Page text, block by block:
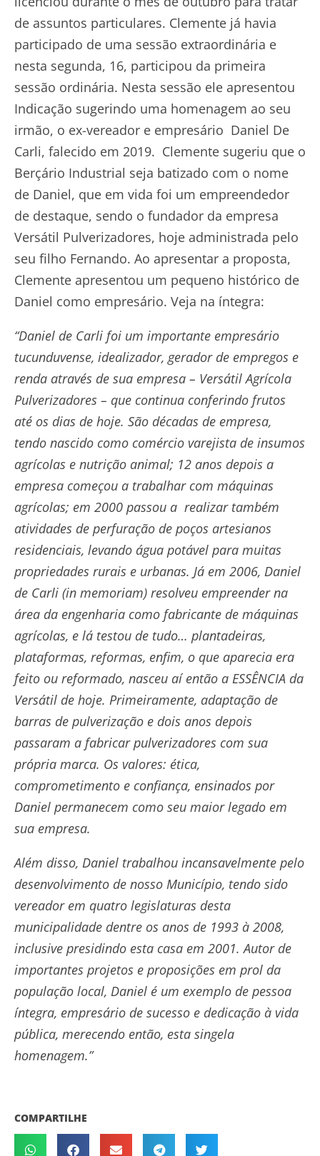
de assuntos particulares. Clemente já havia
participado de uma sessão extraordinária e
nesta segunda, 16, participou da primeira
sessão ordinária. Nesta sessão ele apresentou
Indicação sugerindo uma homenagem ao seu
irmão, o ex-vereador e empresário Daniel De
Carli, falecido em 2019. Clemente sugeriu que o
Berçário Industrial seja batizado com o nome
de Daniel, que em vida foi um empreendedor
de destaque, sendo o fundador da empresa
Versátil Pulverizadores, hoje administrada pelo
seu filho Fernando. Ao apresentar a proposta,
Clemente apresentou um pequeno histórico de
Daniel como empresário. Veja na íntegra:
“Daniel de Carli foi um importante empresário
tucunduvense, idealizador, gerador de empregos e
renda através de sua empresa – Versátil Agrícola
Pulverizadores – que continua conferindo frutos
até os dias de hoje. São décadas de empresa,
tendo nascido como comércio varejista de insumos
agrícolas e nutrição animal; 12 anos depois a
empresa começou a trabalhar com máquinas
agrícolas; em 2000 passou a realizar também
atividades de perfuração de poços artesianos
residenciais, levando água potável para muitas
propriedades rurais e urbanas. Já em 2006, Daniel
de Carli (in memoriam) resolveu empreender na
área da engenharia como fabricante de máquinas
agrícolas, e lá testou de tudo… plantadeiras,
plataformas, reformas, enfim, o que aparecia era
feito ou reformado, nasceu aí então a ESSÊNCIA da
Versátil de hoje. Primeiramente, adaptação de
barras de pulverização e dois anos depois
passaram a fabricar pulverizadores com sua
própria marca. Os valores: ética,
comprometimento e confiança, ensinados por
Daniel permanecem como seu maior legado em
sua empresa.
Além disso, Daniel trabalhou incansavelmente pelo
desenvolvimento de nosso Município, tendo sido
vereador em quatro legislaturas desta
municipalidade dentre os anos de 1993 à 2008,
inclusive presidindo esta casa em 2001. Autor de
importantes projetos e proposições em prol da
população local, Daniel é um exemplo de pessoa
íntegra, empresário de sucesso e dedicação à vida
pública, merecendo então, esta singela
homenagem.”
COMPARTILHE